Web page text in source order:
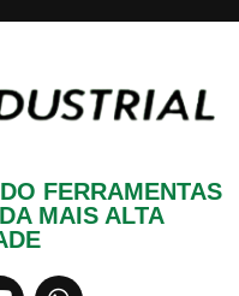
FERRAMENTAS
MAIS ALTA